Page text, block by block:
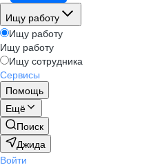
Ищу работу
Ищу работу
Ищу работу
Ищу сотрудника
Сервисы
Помощь
Ещё
Поиск
Джида
Войти